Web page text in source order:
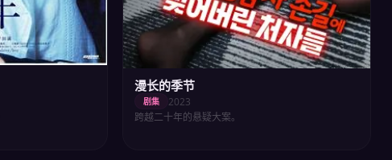
漫长的季节
剧集
2023
跨越二十年的悬疑大案。